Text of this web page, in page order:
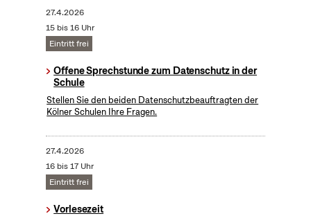
27.4.2026
15 bis 16 Uhr
Eintritt frei
Offene Sprechstunde zum Datenschutz in der
Schule
Stellen Sie den beiden Datenschutzbeauftragten der
Kölner Schulen Ihre Fragen.
27.4.2026
16 bis 17 Uhr
Eintritt frei
Vorlesezeit